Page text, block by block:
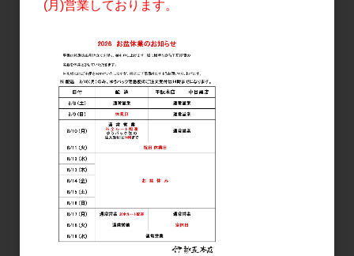
98WINEs 芒 NOGI 2022
RED(赤) 750ml
4,000円
ノ・ノワール 750ml
(月)営業しております。